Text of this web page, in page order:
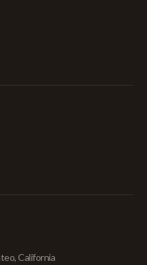
California